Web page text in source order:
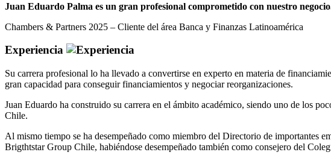
Juan Eduardo Palma es un gran profesional comprometido con nuestro
Chambers & Partners 2025 – Cliente del área Banca y Finanzas Latinoamérica
Experiencia
Su carrera profesional lo ha llevado a convertirse en experto en materia de
gran capacidad para conseguir financiamientos y negociar reorganizaciones.
Juan Eduardo ha construido su carrera en el ámbito académico, siendo uno de los
Chile.
Al mismo tiempo se ha desempeñado como miembro del Directorio de importantes
Brigthtstar Group Chile, habiéndose desempeñado también como consejero del